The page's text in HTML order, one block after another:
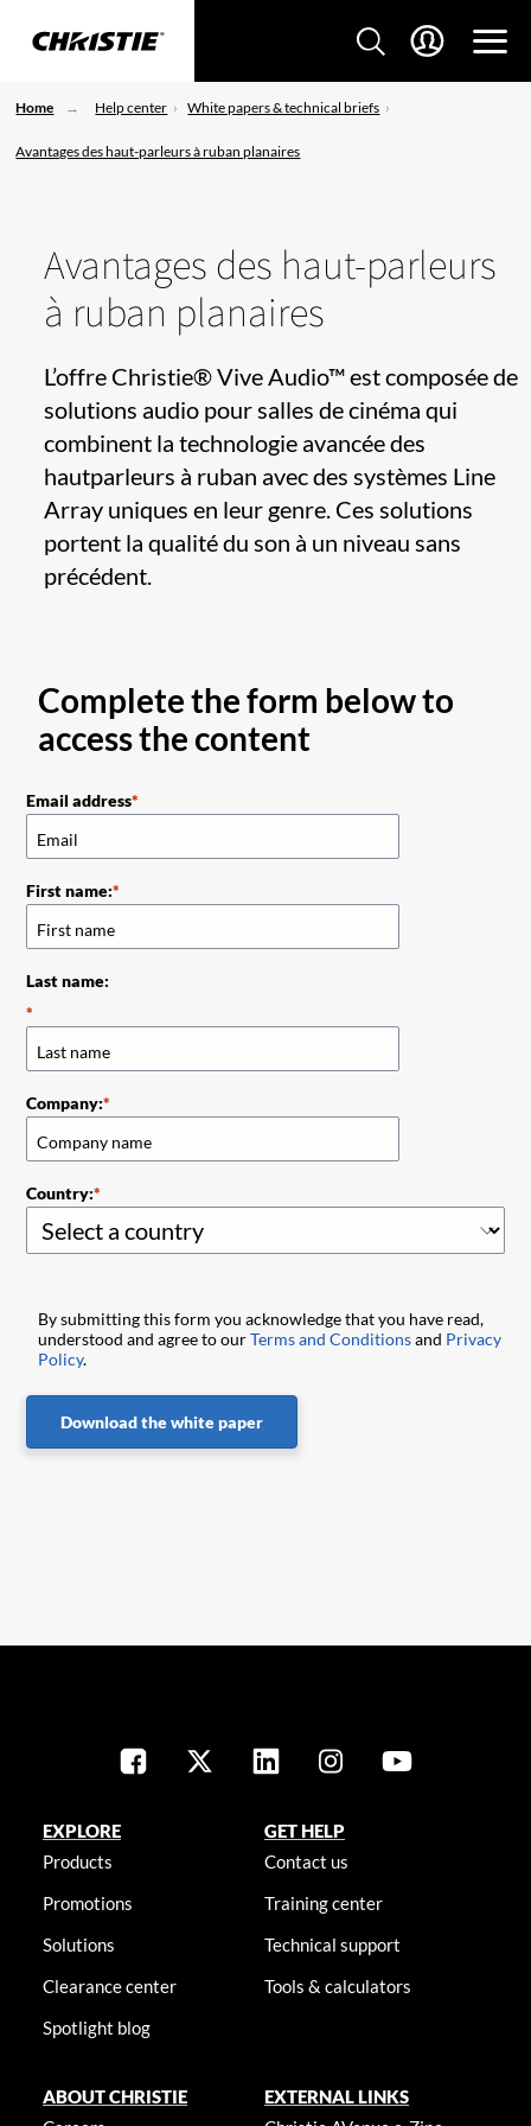
Home Help center White papers & technical briefs
Avantages des haut-parleurs à ruban planaires
Avantages des haut-parleurs
à ruban planaires
L’offre Christie® Vive Audio™ est composée de
solutions audio pour salles de cinéma qui
combinent la technologie avancée des
hautparleurs à ruban avec des systèmes Line
Array uniques en leur genre. Ces solutions
portent la qualité du son à un niveau sans
précédent.
Complete the form below to
access the content
Email address
First name:
Last name:
Company:
Country:
By submitting this form you acknowledge that you have read,
understood and agree to ourTerms and Conditionsand Privacy
Policy.
Download the white paper
EXPLORE
Products
Promotions
Solutions
Clearance center
Spotlight blog
GET HELP
Contact us
Training center
Technical support
Tools & calculators
ABOUT CHRISTIE
EXTERNAL LINKS